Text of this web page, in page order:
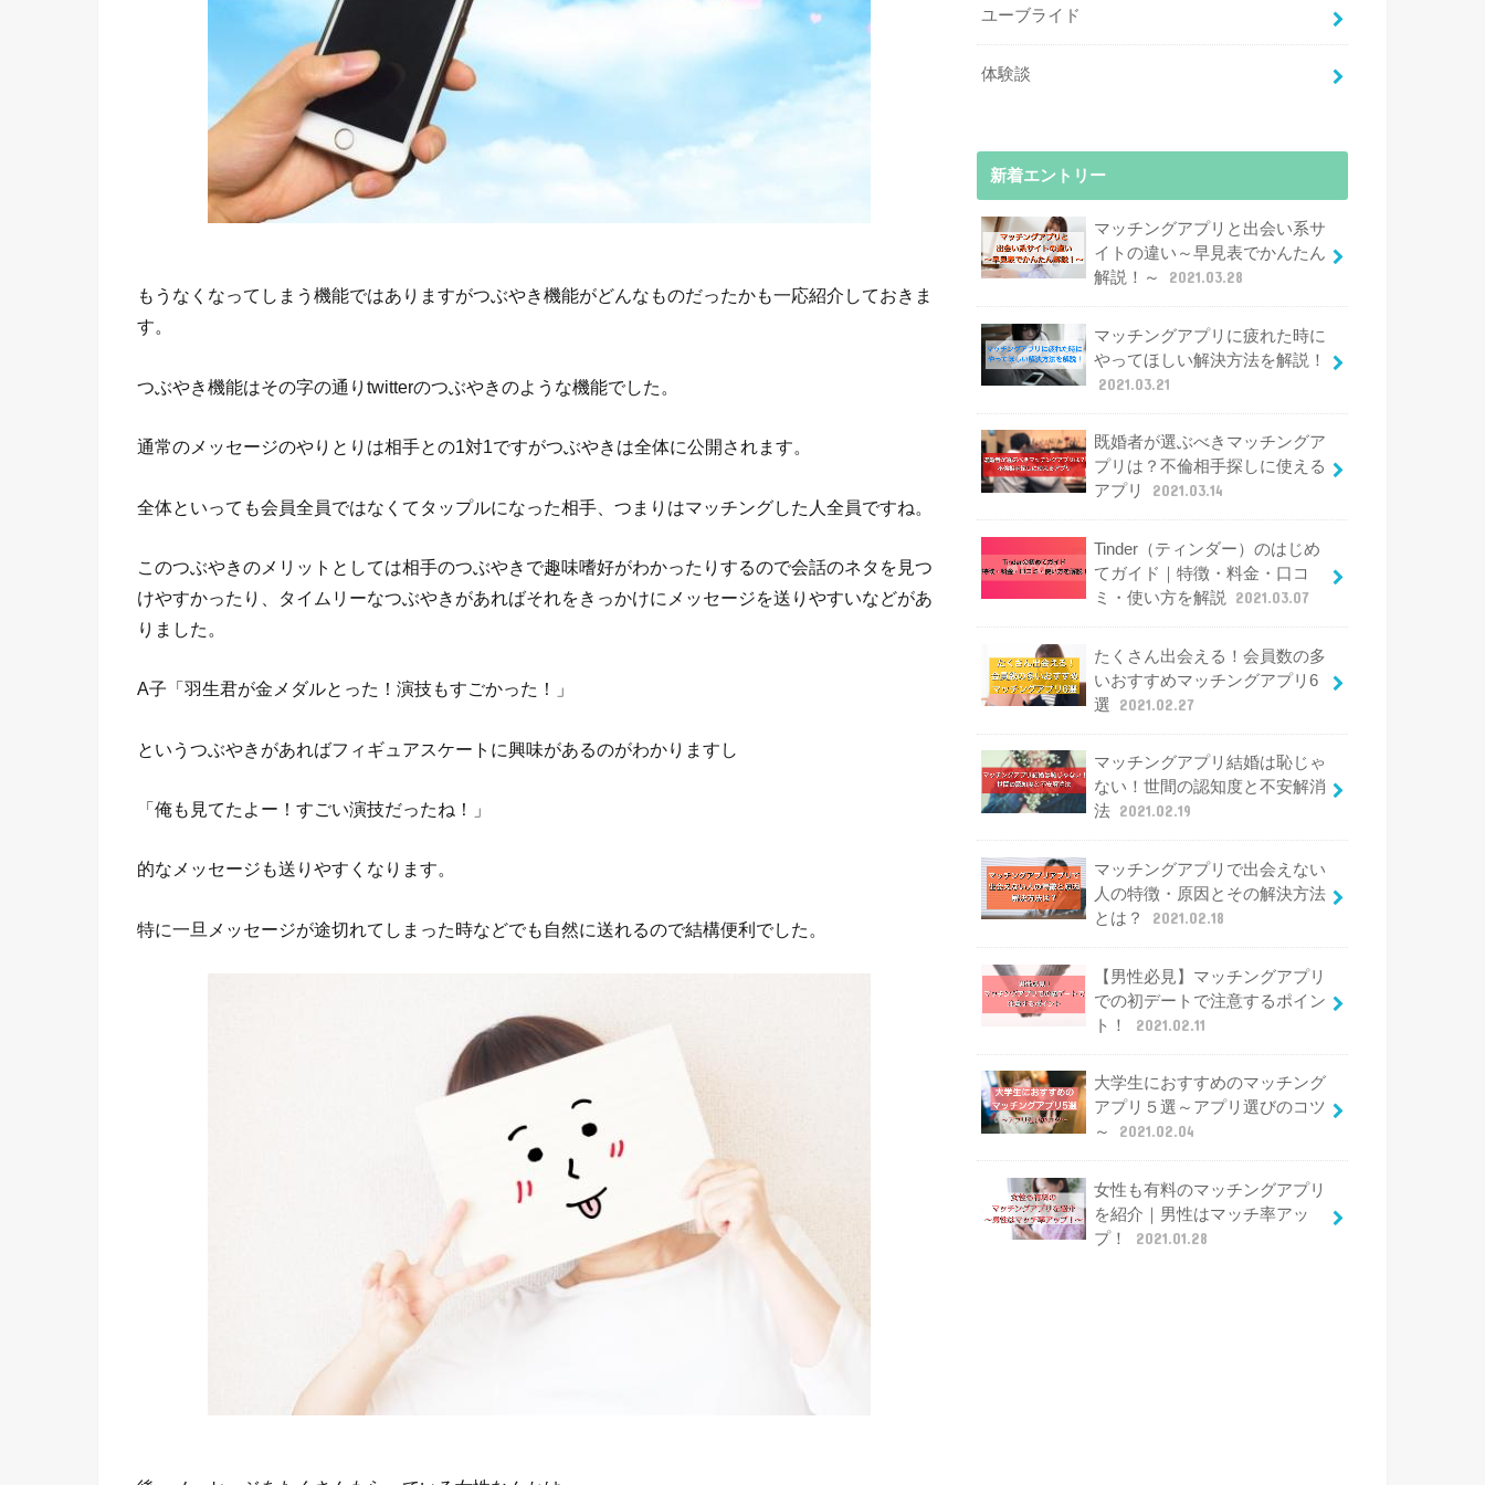
もうなくなってしまう機能ではありますがつぶやき機能がどんなものだったかも一応紹介しておきま
す。
つぶやき機能はその字の通りtwitterのつぶやきのような機能でした。
通常のメッセージのやりとりは相手との1対1ですがつぶやきは全体に公開されます。
全体といっても会員全員ではなくてタップルになった相手、つまりはマッチングした人全員ですね。
このつぶやきのメリットとしては相手のつぶやきで趣味嗜好がわかったりするので会話のネタを見つ
けやすかったり、タイムリーなつぶやきがあればそれをきっかけにメッセージを送りやすいなどがあ
りました。
A子「羽生君が金メダルとった！演技もすごかった！」
というつぶやきがあればフィギュアスケートに興味があるのがわかりますし
「俺も見てたよー！すごい演技だったね！」
的なメッセージも送りやすくなります。
特に一旦メッセージが途切れてしまった時などでも自然に送れるので結構便利でした。
ユーブライド
体験談
新着エントリー
マッチングアプリと出会い系サ
イトの違い～早見表でかんたん
解説！～
2021.03.28
マッチングアプリに疲れた時に
やってほしい解決方法を解説！
2021.03.21
既婚者が選ぶべきマッチングア
プリは？不倫相手探しに使える
アプリ
2021.03.14
Tinder（ティンダー）のはじめ
てガイド｜特徴・料金・口コ
ミ・使い方を解説
2021.03.07
たくさん出会える！会員数の多
いおすすめマッチングアプリ6
選
2021.02.27
マッチングアプリ結婚は恥じゃ
ない！世間の認知度と不安解消
法 2021.02.19
マッチングアプリで出会えない
人の特徴・原因とその解決方法
とは？
2021.02.18
【男性必見】マッチングアプリ
での初デートで注意するポイン
ト！
2021.02.11
大学生におすすめのマッチング
アプリ５選～アプリ選びのコツ
～
2021.02.04
女性も有料のマッチングアプリ
を紹介｜男性はマッチ率アッ
プ！
2021.01.28